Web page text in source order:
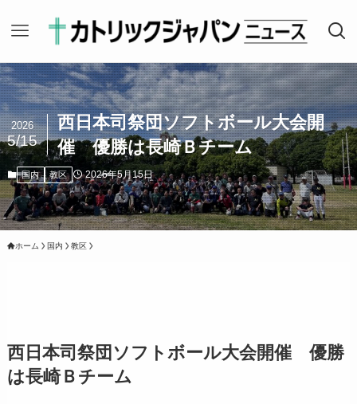
西日本司祭団ソフトボール大会開
催 優勝は長崎Ｂチーム
2026
5/15
国内 教区 2026年5月15日
ホーム 国内 教区
西日本司祭団ソフトボール大会開催 優勝
は長崎Ｂチーム